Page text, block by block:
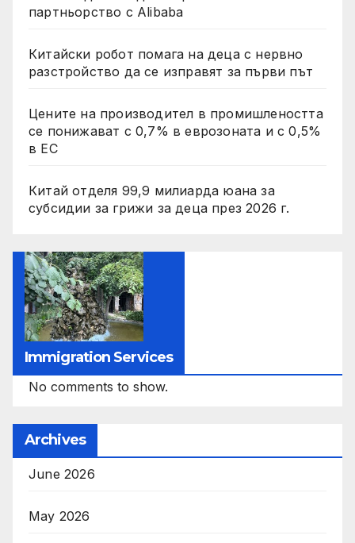
партньорство с Alibaba
Китайски робот помага на деца с нервно
разстройство да се изправят за първи път
Цените на производител в промишлеността
се понижават с 0,7% в еврозоната и с 0,5%
в ЕС
Китай отделя 99,9 милиарда юана за
субсидии за грижи за деца през 2026 г.
Immigration Services
No comments to show.
Archives
June 2026
May 2026